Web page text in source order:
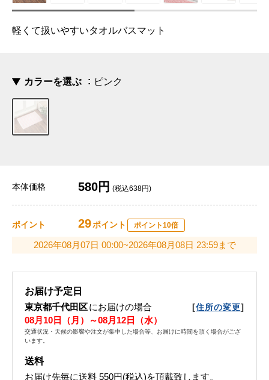
軽くて扱いやすいタオルバスマット
カラーを選ぶ ピンク
本体価格 580円 (税込638円)
ポイント 29ポイント ポイント10倍
2026年08月07日 00:00~2026年08月08日 23:59まで
お届け予定日
東京都千代田区にお届けの場合 [住所の変更]
08月10日（月）～08月12日（水）
交通状況・天候の影響や注文が集中した場合等、お届けに時間を頂く場合がござ
います。
送料
お届け先毎に送料 550円(税込)を頂戴致します。